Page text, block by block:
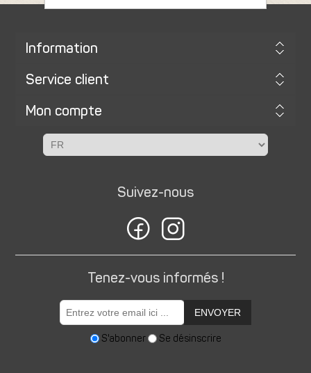
Information
Service client
Mon compte
Suivez-nous
Tenez-vous informés !
ENVOYER
S'abonner Se désinscrire